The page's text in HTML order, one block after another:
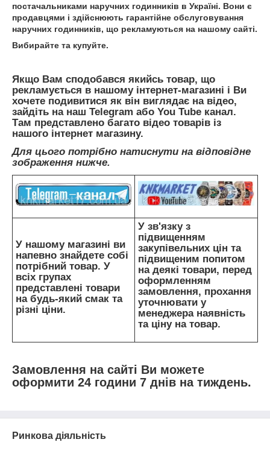
постачальниками наручних годинників в Україні. Вони є
продавцями і здійснюють гарантійне обслуговування
наручних годинників, що рекламуються на нашому сайті.
Вибирайте та купуйте.
Якщо Вам сподобався якийсь товар, що
рекламується в нашому інтернет-магазині і Ви
хочете подивитися як він виглядає на відео,
зайдіть на наш Telegram або You Tube канал.
Там представлено багато відео товарів із
нашого інтернет магазину.
Для цього потрібно натиснути на відповідне
зображення нижче.
У нашому магазині ви
напевно знайдете собі
потрібний товар. У
всіх групах
представлені товари
на будь-який смак та
різні ціни.
У зв'язку з
підвищенням
закупівельних цін та
підвищеним попитом
на деякі товари, перед
оформленням
замовлення, прохання
уточнювати у
менеджера наявність
та ціну на товар.
Замовлення на сайті Ви можете
оформити 24 години 7 днів на тиждень.
Ринкова діяльність